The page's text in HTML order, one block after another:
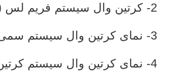
2- کرتین وال سیستم فریم لس ( frameless )
3- نمای کرتین وال سیستم سمی فریم لس
4- نمای کرتین وال سیستم کرتین وال یونیتایز